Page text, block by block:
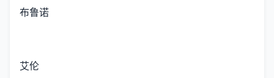
布鲁诺
艾伦